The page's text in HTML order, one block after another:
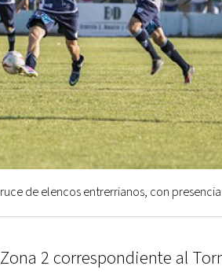
de elencos entrerrianos, con
2 correspondiente al